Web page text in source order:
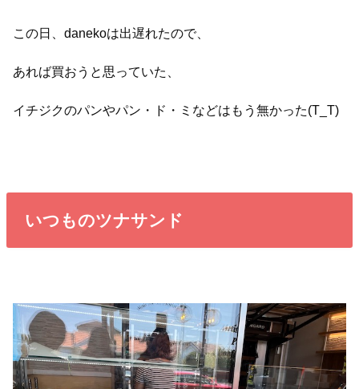
この日、danekoは出遅れたので、
あれば買おうと思っていた、
イチジクのパンやパン・ド・ミなどはもう無かった(T_T)
いつものツナサンド